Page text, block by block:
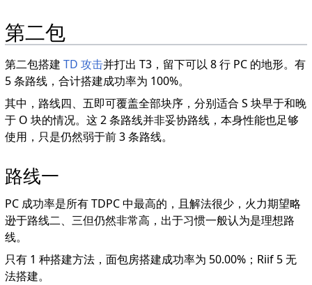
第二包
第二包搭建TD 攻击并打出 T3，留下可以 8 行 PC 的地形。有
5 条路线，合计搭建成功率为 100%。
其中，路线四、五即可覆盖全部块序，分别适合 S 块早于和晚
于 O 块的情况。这 2 条路线并非妥协路线，本身性能也足够
使用，只是仍然弱于前 3 条路线。
路线一
PC 成功率是所有 TDPC 中最高的，且解法很少，火力期望略
逊于路线二、三但仍然非常高，出于习惯一般认为是理想路
线。
只有 1 种搭建方法，面包房搭建成功率为 50.00%；Riif 5 无
法搭建。